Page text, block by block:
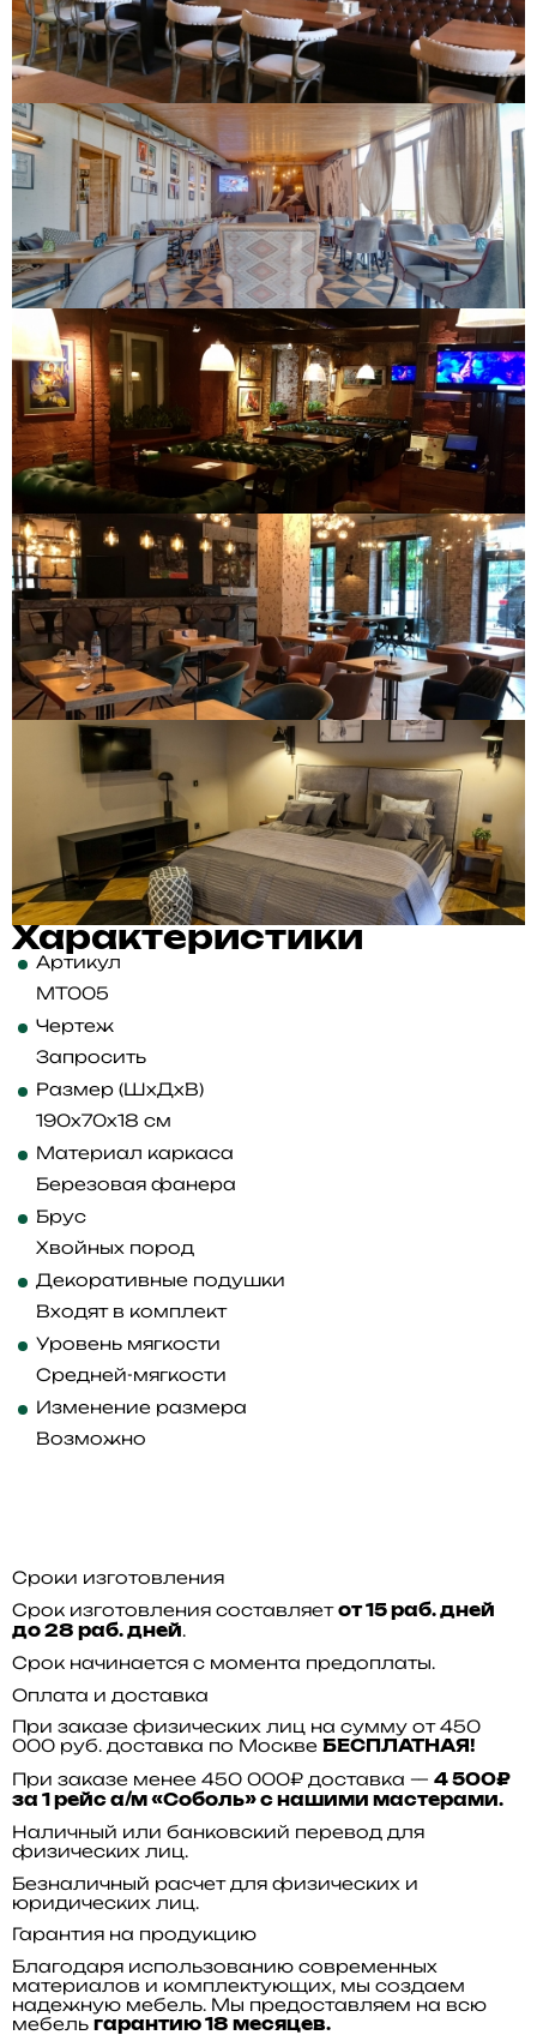
Характеристики
Артикул
MT005
Чертеж
Запросить
Размер (ШхДхВ)
190x70x18 см
Материал каркаса
Березовая фанера
Брус
Хвойных пород
Декоративные подушки
Входят в комплект
Уровень мягкости
Средней-мягкости
Изменение размера
Возможно
Сроки изготовления
Срок изготовления составляет от 15 раб. дней
до 28 раб. дней.
Срок начинается с момента предоплаты.
Оплата и доставка
При заказе физических лиц на сумму от 450
000 руб. доставка по Москве БЕСПЛАТНАЯ!
При заказе менее 450 000₽ доставка — 4 500₽
за 1 рейс а/м «Соболь» с нашими мастерами.
Наличный или банковский перевод для
физических лиц.
Безналичный расчет для физических и
юридических лиц.
Гарантия на продукцию
Благодаря использованию современных
материалов и комплектующих, мы создаем
надежную мебель. Мы предоставляем на всю
мебель гарантию 18 месяцев.